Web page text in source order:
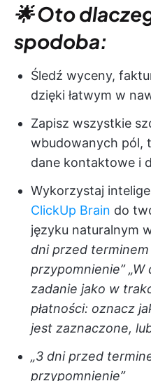
🌟 Oto
spodoba:
Śledź wyceny,
dzięki łatwym w
Zapisz wszystkie
wbudowanych pól,
dane kontaktowe i
Wykorzystaj
ClickUp Brain do
języku naturalnym
dni przed terminem
przypomnienie” „W
zadanie jako w
płatności: oznacz
jest zaznaczone,
„3 dni przed
przypomnienie”